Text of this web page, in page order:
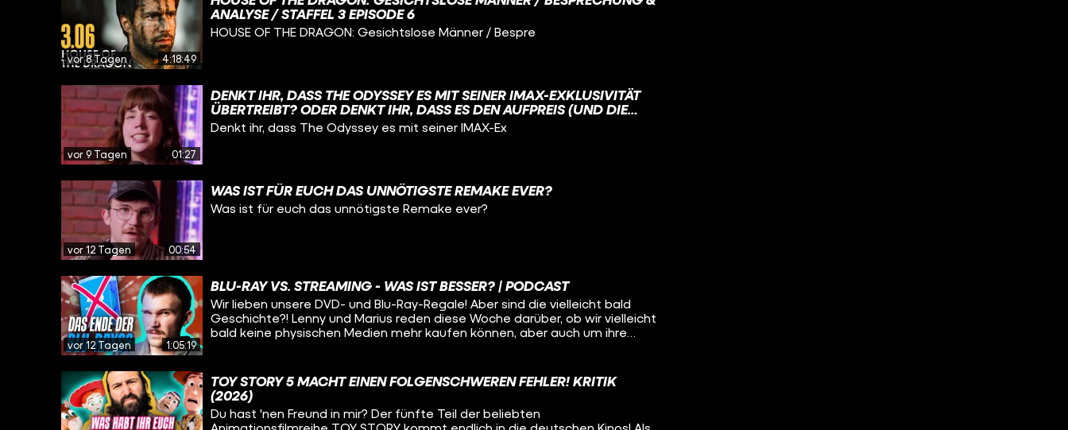
vor 8 Tagen 4:18:49
ANALYSE / STAFFEL 3 EPISODE 6
HOUSE OF THE DRAGON: Gesichtslose Männer / Bespre
vor 9 Tagen 01:27
DENKT IHR, DASS THE ODYSSEY ES MIT SEINER IMAX-EXKLUSIVITÄT
ÜBERTREIBT? ODER DENKT IHR, DASS ES DEN AUFPREIS (UND DIE
WEITE ANREISE) WERT IST?
Denkt ihr, dass The Odyssey es mit seiner IMAX-Ex
vor 12 Tagen 00:54
WAS IST FÜR EUCH DAS UNNÖTIGSTE REMAKE EVER?
Was ist für euch das unnötigste Remake ever?
vor 12 Tagen 1:05:19
BLU-RAY VS. STREAMING - WAS IST BESSER? | PODCAST
Wir lieben unsere DVD- und Blu-Ray-Regale! Aber sind die vielleicht bald
Geschichte?! Lenny und Marius reden diese Woche darüber, ob wir vielleicht
bald keine physischen Medien mehr kaufen können, aber auch um ihre
beiden sie so großartig finden, erfahrt ihr in dieser neuen Podcastfolge hier
auf CINEMA STRIKES BACK! Viel Spaß :)
TOY STORY 5 MACHT EINEN FOLGENSCHWEREN FEHLER! KRITIK
(2026)
Du hast 'nen Freund in mir? Der fünfte Teil der beliebten